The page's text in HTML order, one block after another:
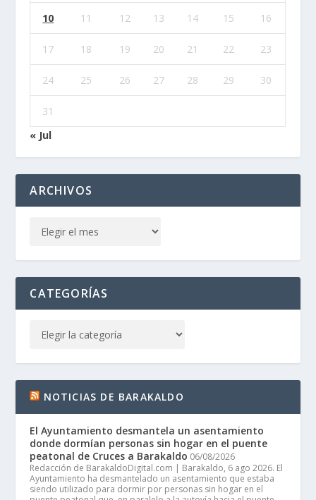
10 11 12 13 14 15 16
17 18 19 20 21 22 23
24 25 26 27 28 29 30
31
« Jul
ARCHIVOS
CATEGORÍAS
NOTICIAS DE BARAKALDO
El Ayuntamiento desmantela un asentamiento
donde dormían personas sin hogar en el puente
peatonal de Cruces a Barakaldo 06/08/2026
Redacción de BarakaldoDigital.com | Barakaldo, 6 ago 2026. El
Ayuntamiento ha desmantelado un asentamiento que estaba
siendo utilizado para dormir por personas sin hogar en el